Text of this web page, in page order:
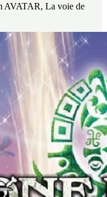
AVATAR, La voie de